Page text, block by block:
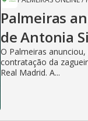
Palmeiras
de Antonia
O Palmeiras
contratação da
Real Madrid. A...